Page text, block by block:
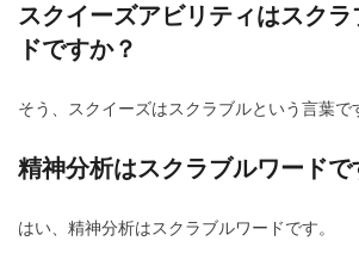
スクイーズアビリティはスクラ
ドですか？
そう、スクイーズはスクラブルという言葉で
精神分析はスクラブルワードで
はい、精神分析はスクラブルワードです。